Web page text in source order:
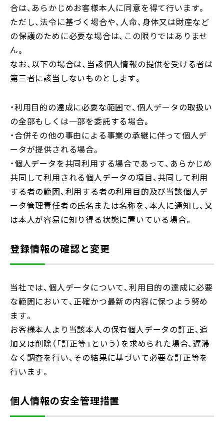
合は、あらかじめお客様本人に同意を得て行います。
ただし、法令に基づく場合や、人命、身体又は財産など
の保護のために必要な場合は、この限りではありませ
ん。
なお、以下の場合は、当該個人情報の提供を受ける者は
第三者に該当しないものとします。
・利用目的の達成に必要な範囲で、個人データの取扱い
の全部もしくは一部を委託する場合。
・合併その他の事由による事業の承継に伴って個人デ
ータが提供される場合。
・個人データを共同利用する場合であって、あらかじめ
共同して利用される個人データの項目、共同して利用
する者の範囲、利用する者の利用目的及び当該個人デ
ータ管理責任者の氏名または名称を、本人に通知し、又
は本人が容易に知り得る状態に置いている場合。
登録情報の確認と変更
当社では、個人データについて、利用目的の達成に必要
な範囲において、正確かつ最新の内容に保つよう努め
ます。
お客様本人より当該本人の保有個人データの訂正、追
加又は削除（「訂正等」という）を求められた場合、遅滞
なく調査を行い、その結果に基づいて必要な訂正等を
行います。
個人情報の安全管理措置